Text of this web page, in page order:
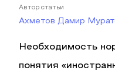
Автор статьи
Ахметов Дамир
Необходимость
понятия